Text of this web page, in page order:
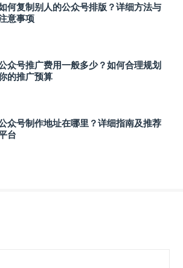
何复制别人的公众号排版？详细方法与
意事项
众号推广费用一般多少？如何合理规划
的推广预算
众号制作地址在哪里？详细指南及推荐
台